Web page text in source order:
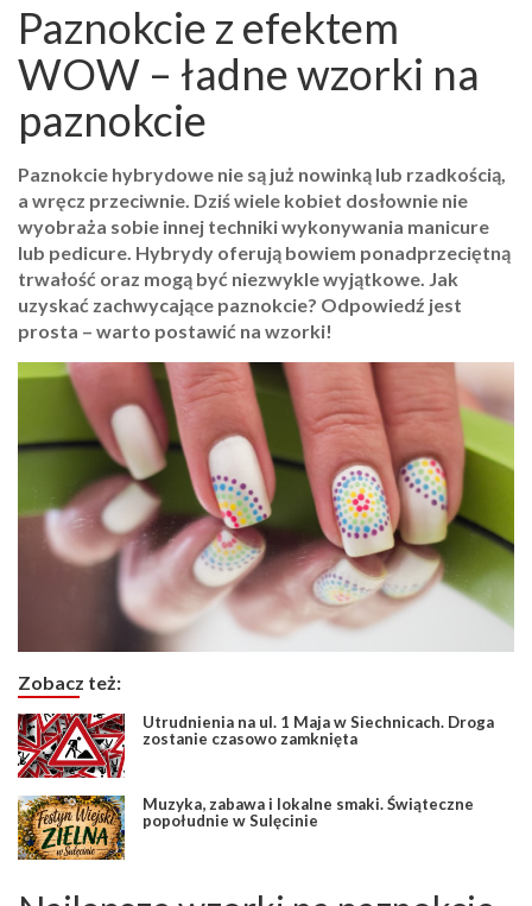
Paznokcie z efektem
WOW – ładne wzorki na
paznokcie
Paznokcie hybrydowe nie są już nowinką lub rzadkością,
a wręcz przeciwnie. Dziś wiele kobiet dosłownie nie
wyobraża sobie innej techniki wykonywania manicure
lub pedicure. Hybrydy oferują bowiem ponadprzeciętną
trwałość oraz mogą być niezwykle wyjątkowe. Jak
uzyskać zachwycające paznokcie? Odpowiedź jest
prosta – warto postawić na wzorki!
Zobacz też:
Utrudnienia na ul. 1 Maja w Siechnicach. Droga
zostanie czasowo zamknięta
Muzyka, zabawa i lokalne smaki. Świąteczne
popołudnie w Sulęcinie